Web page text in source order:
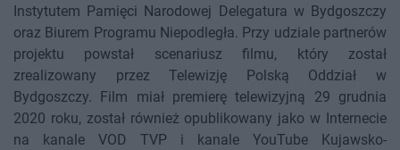
Instytutem Pamięci Narodowej Delegatura w Bydgoszczy
oraz Biurem Programu Niepodległa. Przy udziale partnerów
projektu powstał scenariusz filmu, który został
zrealizowany przez Telewizję Polską Oddział w
Bydgoszczy. Film miał premierę telewizyjną 29 grudnia
2020 roku, został również opublikowany jako w Internecie
na kanale VOD TVP i kanale YouTube Kujawsko-